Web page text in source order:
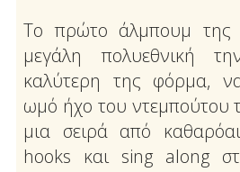
Το πρώτο άλμπουμ της
μεγάλη πολυεθνική
καλύτερη της φόρμα,
ωμό ήχο του ντεμπούτου
μια σειρά από
hooks και sing along